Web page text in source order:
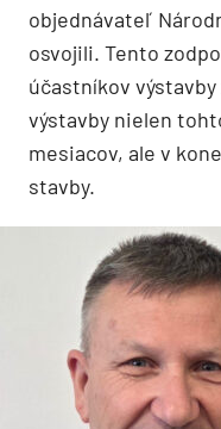
objednávateľ
osvojili. Tento
účastníkov
výstavby nielen
mesiacov, ale v
stavby.